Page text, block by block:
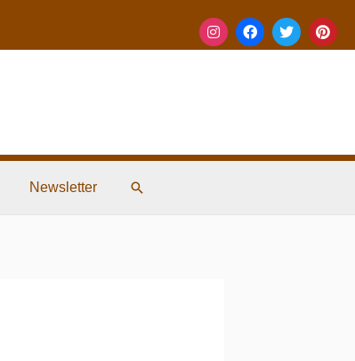
Newsletter Pesquisar